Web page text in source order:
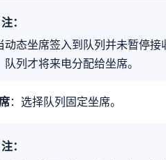
注：
动态坐席签入到队列并未暂停接
队列才将来电分配给坐席。
：选择队列固定坐席。
注：